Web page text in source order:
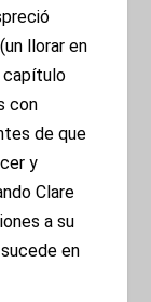
llorar en
capítulo
con
de que
y
Clare
a su
en